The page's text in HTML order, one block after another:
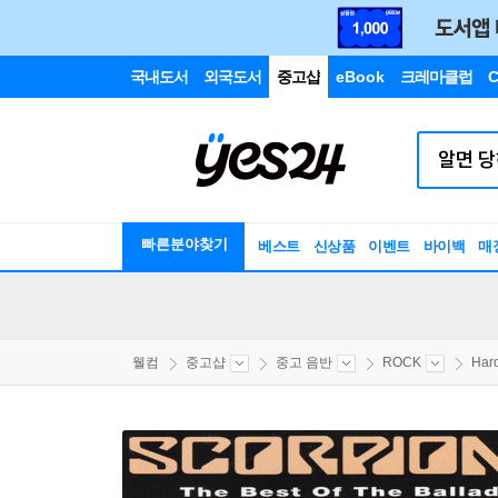
국내도서 외국도서 중고샵 eBook 크레마클럽
빠른분야찾기 베스트 신상품 이벤트 바이백 매
웰컴 중고샵 중고 음반 ROCK